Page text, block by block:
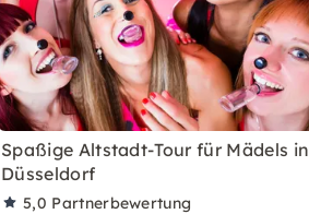
Spaßige Altstadt-Tour für Mädels in
Düsseldorf
5,0 Partnerbewertung